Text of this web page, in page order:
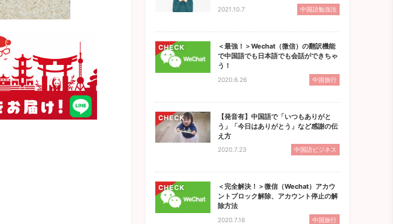
2021.10.7 中国語勉強法
CHECK
＜最強！＞Wechat（微信）の翻訳機能
で中国語でも日本語でも会話ができちゃ
う！
2020.6.26 中国旅行
CHECK
【発音有】中国語で「いつもありがと
う」「今日はありがとう」など感謝の伝
え方
2020.7.23 中国語ビジネス
CHECK
＜完全解決！＞微信（Wechat）アカウ
ントブロック解除、アカウント停止の解
除方法
2020.7.16 中国旅行